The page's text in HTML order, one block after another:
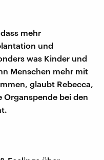
mehr
und
was Kinder und
Menschen mehr mit
glaubt Rebecca,
Organspende bei den